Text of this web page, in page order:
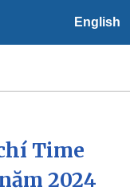
English
Time
2024